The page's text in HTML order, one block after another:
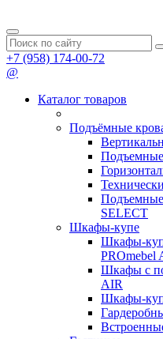
+7 (958) 174-00-72
@
Каталог товаров
Подъёмные
Подъемные
SELECT
Шкафы-купе
Шкафы-
PROmebel
Шкафы с
AIR
Шкафы-